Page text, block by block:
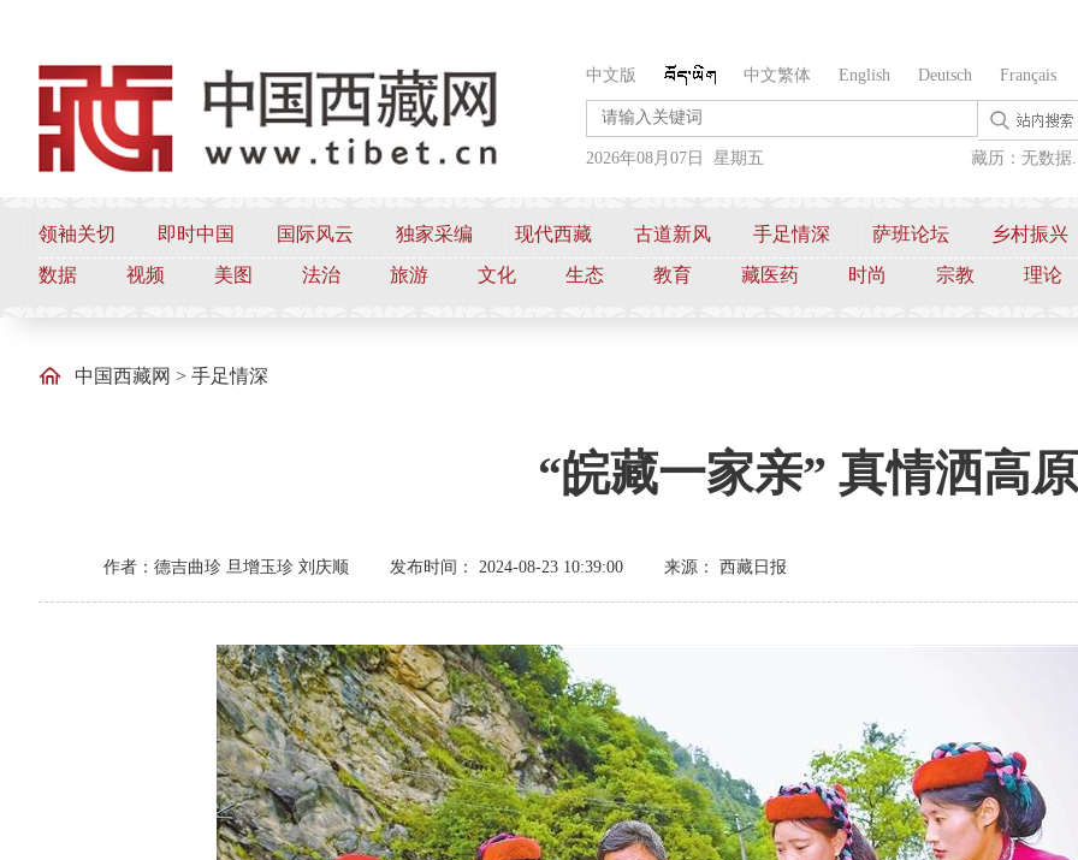
中文版 中文繁体 English Deutsch Français
2026年08月07日 星期五 藏历：无数据
领袖关切 即时中国 国际风云 独家采编 现代西藏 古道新风 手足情深 萨班论坛
乡村振兴
数据
视频 美图 法治 旅游 文化 生态 教育 藏医药 时尚 宗教 理论
中国西藏网 > 手足情深
“皖藏一家亲” 真情洒高原
作者：德吉曲珍 旦增玉珍 刘庆顺 发布时间： 2024-08-23 10:39:00 来源： 西藏日报